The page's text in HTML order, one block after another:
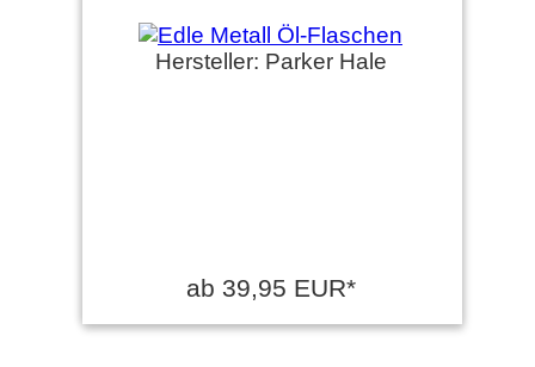
Hersteller: Parker Hale
ab 39,95 EUR*